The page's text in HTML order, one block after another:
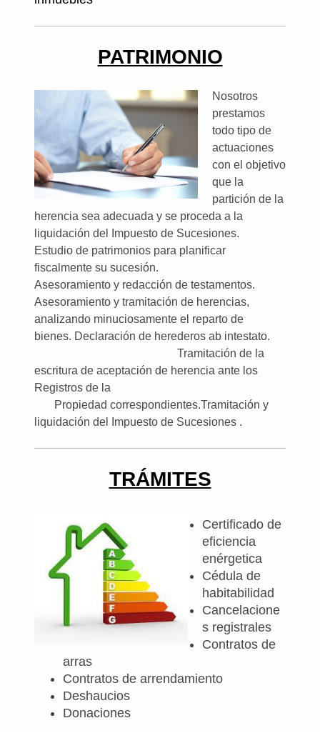
PATRIMONIO
Nosotros
prestamos
todo tipo de
actuaciones
con el objetivo
que la
partición de la
herencia sea adecuada y se proceda a la
liquidación del Impuesto de Sucesiones.
Estudio de patrimonios para planificar
fiscalmente su sucesión.
Asesoramiento y redacción de testamentos.
Asesoramiento y tramitación de herencias,
analizando minuciosamente el reparto de
bienes. Declaración de herederos ab intestato.
Tramitación de la
escritura de aceptación de herencia ante los
Registros de la
Propiedad correspondientes.Tramitación y
liquidación del Impuesto de Sucesiones .
TRÁMITES
Certificado de
eficiencia
enérgetica
Cédula de
habitabilidad
Cancelacione
s registrales
Contratos de
arras
Contratos de arrendamiento
Deshaucios
Donaciones